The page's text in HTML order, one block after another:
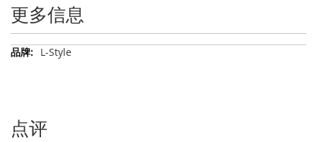
更多信息
更
L-Style
点评